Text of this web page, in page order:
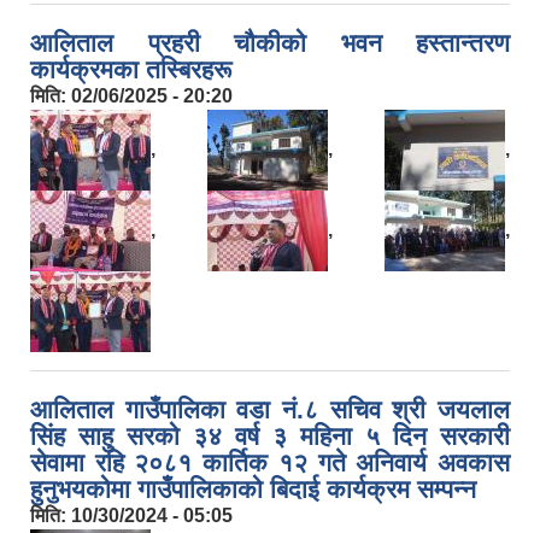
आलिताल प्रहरी चौकीको भवन हस्तान्तरण
कार्यक्रमका तस्बिरहरू
मिति: 02/06/2025 - 20:20
, , ,
, , ,
आलिताल गाउँपालिका वडा नं.८ सचिव श्री जयलाल
सिंह साहु सरको ३४ वर्ष ३ महिना ५ दिन सरकारी
सेवामा रहि २०८१ कार्तिक १२ गते अनिवार्य अवकास
हुनुभयकोमा गाउँपालिकाको बिदाई कार्यक्रम सम्पन्न
मिति: 10/30/2024 - 05:05